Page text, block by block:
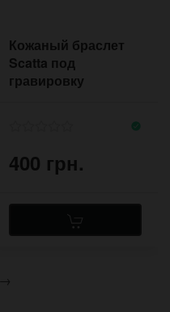
Кожаный браслет
Scatta под
гравировку
400 грн.
→